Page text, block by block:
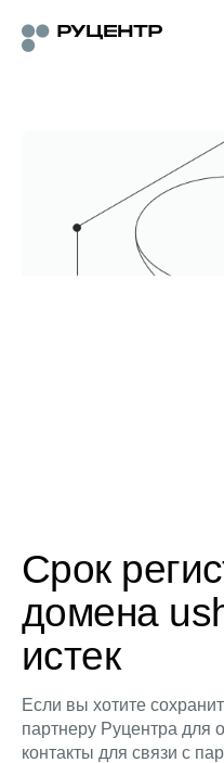
Срок
домена
истек
Если вы хотите
партнеру Руцентра для
контакты для связи с